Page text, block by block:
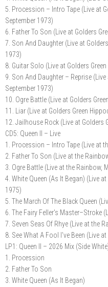
5. Procession – Intro Tape (Live at
September 1973)
6. Father To Son (Live at Golders
7. Son And Daughter (Live at
1973)
8. Guitar Solo (Live at Golders
9. Son And Daughter – Reprise
September 1973)
10. Ogre Battle (Live at Golders
11. Liar (Live at Golders Green
12. Jailhouse Rock (Live at Golders
CD5: Queen II – Live
1. Procession – Intro Tape (Live at
2. Father To Son (Live at the
3. Ogre Battle (Live at the Rainbow,
4. White Queen (As It Began) (Live
1975)
5. The March Of The Black Queen
6. The Fairy Feller's Master–Stroke
7. Seven Seas Of Rhye (Live at the
8. See What A Fool I've Been (Live
LP1: Queen II – 2026 Mix (Side
1. Procession
2. Father To Son
3. White Queen (As It Began)